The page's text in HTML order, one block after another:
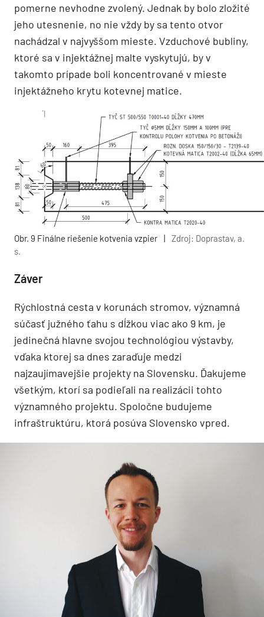
pomerne nevhodne zvolený. Jednak by bolo zložité
jeho utesnenie, no nie vždy by sa tento otvor
nachádzal v najvyššom mieste. Vzduchové bubliny,
ktoré sa v injektážnej malte vyskytujú, by v
takomto prípade boli koncentrované v mieste
injektážneho krytu kotevnej matice.
Obr. 9 Finálne riešenie kotvenia vzpier
Zdroj: Doprastav, a.
s.
Záver
Rýchlostná cesta v korunách stromov, významná
súčasť južného ťahu s dĺžkou viac ako 9 km, je
jedinečná hlavne svojou technológiou výstavby,
vďaka ktorej sa dnes zaraďuje medzi
najzaujímavejšie projekty na Slovensku. Ďakujeme
všetkým, ktorí sa podieľali na realizácii tohto
významného projektu. Spoločne budujeme
infraštruktúru, ktorá posúva Slovensko vpred.